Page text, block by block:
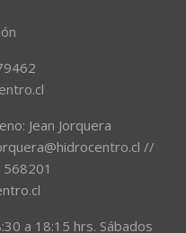
Jean Jorquera
//
a 18:15 hrs. Sábados